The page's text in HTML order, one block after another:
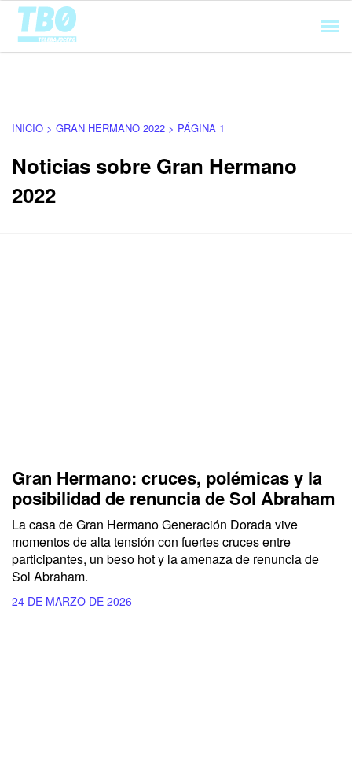
Cargando...
INICIO > GRAN HERMANO 2022 > PÁGINA 1
Noticias sobre Gran Hermano
2022
Gran Hermano: cruces, polémicas y la
posibilidad de renuncia de Sol Abraham
La casa de Gran Hermano Generación Dorada vive
momentos de alta tensión con fuertes cruces entre
participantes, un beso hot y la amenaza de renuncia de
Sol Abraham.
24 DE MARZO DE 2026